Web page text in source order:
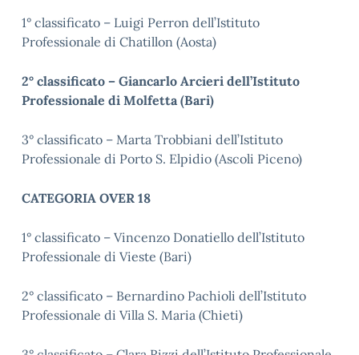
1° classificato – Luigi Perron dell’Istituto
Professionale di Chatillon (Aosta)
2° classificato – Giancarlo Arcieri dell’Istituto
Professionale di Molfetta (Bari)
3° classificato – Marta Trobbiani dell’Istituto
Professionale di Porto S. Elpidio (Ascoli Piceno)
CATEGORIA OVER 18
1° classificato – Vincenzo Donatiello dell’Istituto
Professionale di Vieste (Bari)
2° classificato – Bernardino Pachioli dell’Istituto
Professionale di Villa S. Maria (Chieti)